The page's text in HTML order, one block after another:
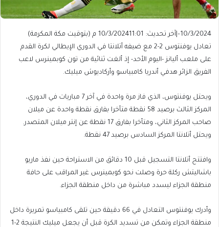
10/3/2024
– آخر تحديث: 10/3/2024 11:01 م (بتوقيت مكة المكرمة)
تعادل يوفنتوس 2-2 مع ضيفه أتلانتا في الدوري الإيطالي لكرة القدم
على ملعب أليانز -اليوم الأحد- إذ ألغت ثنائية من تون كوبمينرس لاعب
الفريق الزائر هدفي أندريا كامبياسو وأركاديوش ميليك.
ويحتل يوفنتوس، الذي فاز مرة واحدة في آخر 7 مباريات في الدوري،
المركز الثالث برصيد 58 نقطة متأخرا بفارق نقطة واحدة عن ميلان
صاحب المركز الثاني، ومتأخرا بفارق 17 نقطة عن إنتر ميلان المتصدر.
ويحتل أتلانتا المركز السادس برصيد 47 نقطة.
وافتتح أتلانتا التسجيل قبل 10 دقائق من الاستراحة حين نفذ ماريو
باشاليتش ركلة حرة وصلت نحو كوبمينرس غير المراقب على حافة
منطقة الجزاء ليسدد مباشرة من داخل منطقة الجزاء.
وأدرك يوفنتوس التعادل في 66 دقيقة حين تلقى كامبياسو تمريرة داخل
منطقة الجزاء وتمكن من تسديد الكرة قبل أن يجعل ميليك النتيجة 2-1